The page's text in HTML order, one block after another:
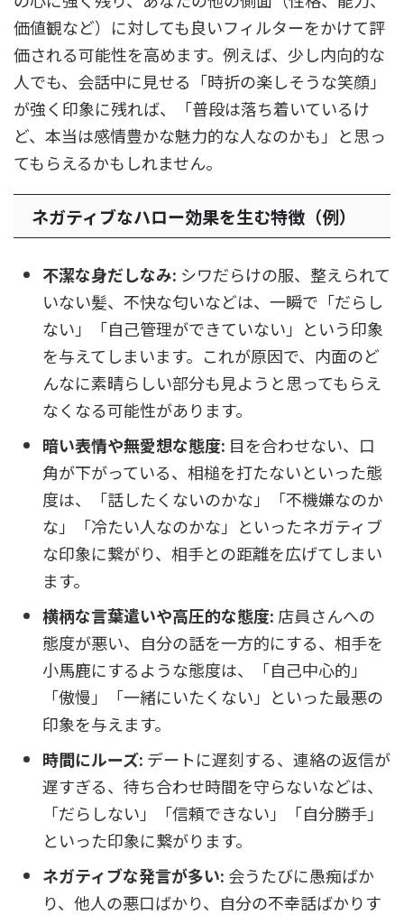
価値観など）に対しても良いフィルターをかけて評
価される可能性を高めます。例えば、少し内向的な
人でも、会話中に見せる「時折の楽しそうな笑顔」
が強く印象に残れば、「普段は落ち着いているけ
ど、本当は感情豊かな魅力的な人なのかも」と思っ
てもらえるかもしれません。
ネガティブなハロー効果を生む特徴（例）
不潔な身だしなみ: シワだらけの服、整えられて
いない髪、不快な匂いなどは、一瞬で「だらし
ない」「自己管理ができていない」という印象
を与えてしまいます。これが原因で、内面のど
んなに素晴らしい部分も見ようと思ってもらえ
なくなる可能性があります。
暗い表情や無愛想な態度: 目を合わせない、口
角が下がっている、相槌を打たないといった態
度は、「話したくないのかな」「不機嫌なのか
な」「冷たい人なのかな」といったネガティブ
な印象に繋がり、相手との距離を広げてしまい
ます。
横柄な言葉遣いや高圧的な態度: 店員さんへの
態度が悪い、自分の話を一方的にする、相手を
小馬鹿にするような態度は、「自己中心的」
「傲慢」「一緒にいたくない」といった最悪の
印象を与えます。
時間にルーズ: デートに遅刻する、連絡の返信が
遅すぎる、待ち合わせ時間を守らないなどは、
「だらしない」「信頼できない」「自分勝手」
といった印象に繋がります。
ネガティブな発言が多い: 会うたびに愚痴ばか
り、他人の悪口ばかり、自分の不幸話ばかりす